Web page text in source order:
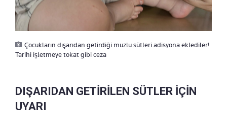
Çocukların dışarıdan getirdiği muzlu sütleri adisyona eklediler!
Tarihi işletmeye tokat gibi ceza
DIŞARIDAN GETİRİLEN SÜTLER İÇİN
UYARI